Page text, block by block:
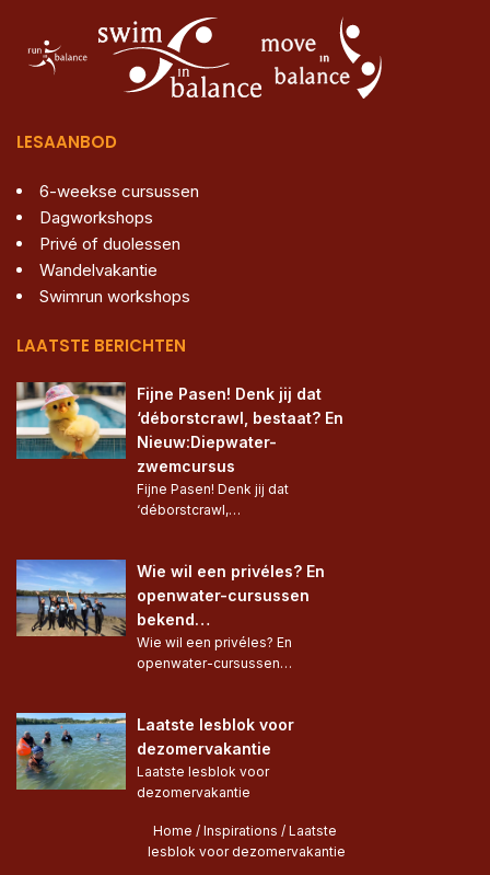
LESAANBOD
6-weekse cursussen
Dagworkshops
Privé of duolessen
Wandelvakantie
Swimrun workshops
LAATSTE BERICHTEN
Fijne Pasen! Denk jij dat
‘déborstcrawl, bestaat? En
Nieuw:Diepwater-
zwemcursus
Fijne Pasen! Denk jij dat
‘déborstcrawl,…
Wie wil een privéles? En
openwater-cursussen
bekend…
Wie wil een privéles? En
openwater-cursussen…
Laatste lesblok voor
dezomervakantie
Laatste lesblok voor
dezomervakantie
Home / Inspirations / Laatste
lesblok voor dezomervakantie